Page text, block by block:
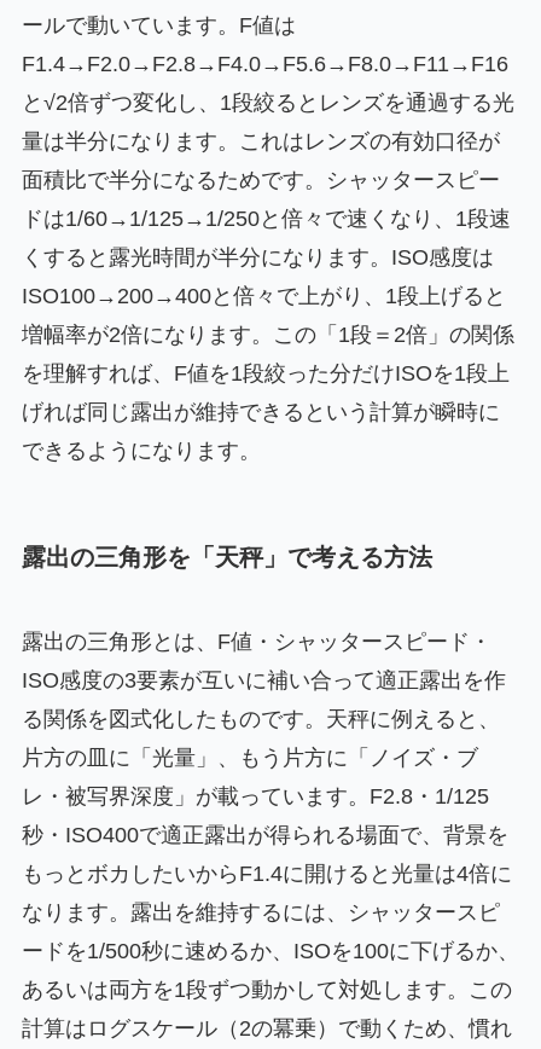
ールで動いています。F値は
F1.4→F2.0→F2.8→F4.0→F5.6→F8.0→F11→F16
と√2倍ずつ変化し、1段絞るとレンズを通過する光
量は半分になります。これはレンズの有効口径が
面積比で半分になるためです。シャッタースピー
ドは1/60→1/125→1/250と倍々で速くなり、1段速
くすると露光時間が半分になります。ISO感度は
ISO100→200→400と倍々で上がり、1段上げると
増幅率が2倍になります。この「1段＝2倍」の関係
を理解すれば、F値を1段絞った分だけISOを1段上
げれば同じ露出が維持できるという計算が瞬時に
できるようになります。
露出の三角形を「天秤」で考える方法
露出の三角形とは、F値・シャッタースピード・
ISO感度の3要素が互いに補い合って適正露出を作
る関係を図式化したものです。天秤に例えると、
片方の皿に「光量」、もう片方に「ノイズ・ブ
レ・被写界深度」が載っています。F2.8・1/125
秒・ISO400で適正露出が得られる場面で、背景を
もっとボカしたいからF1.4に開けると光量は4倍に
なります。露出を維持するには、シャッタースピ
ードを1/500秒に速めるか、ISOを100に下げるか、
あるいは両方を1段ずつ動かして対処します。この
計算はログスケール（2の冪乗）で動くため、慣れ